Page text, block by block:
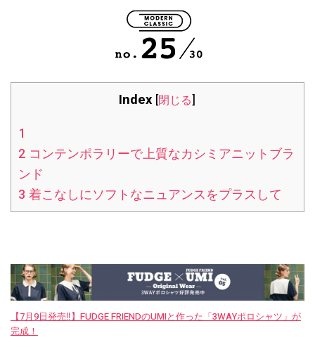
Index [閉じる]
1
2コンテンポラリーで上質なカシミアニットブラ
ンド
3 着こなしにソフトなニュアンスをプラスして
【7月9日発売‼︎】FUDGE FRIENDのUMIと作った「3WAYポロシャツ」が
完成！